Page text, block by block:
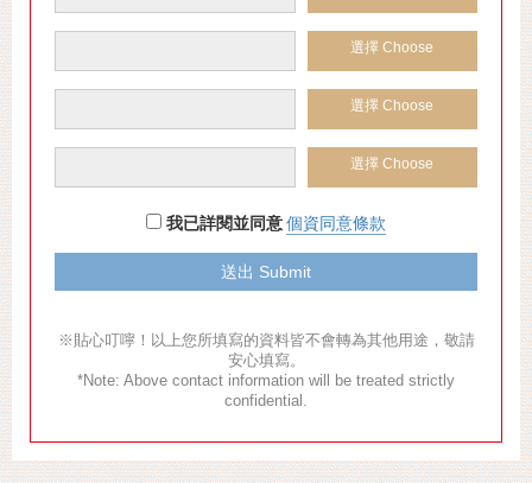
選擇 Choose
選擇 Choose
選擇 Choose
我已詳閱並同意個資同意條款
※貼心叮嚀！以上您所填寫的資料皆不會轉為其他用途，敬請
安心填寫。
*Note: Above contact information will be treated strictly
confidential.